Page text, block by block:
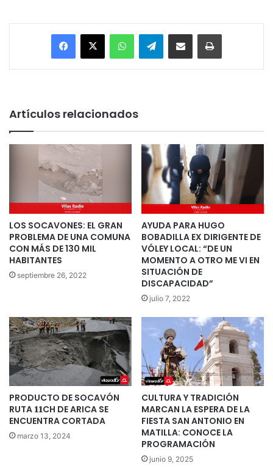
Facebook
X WhatsAppTelegramEnviar vía email Imprimir
Artículos relacionados
LOS SOCAVONES: EL GRAN
PROBLEMA DE UNA COMUNA
CON MÁS DE 130 MIL
HABITANTES
septiembre 26, 2022
AYUDA PARA HUGO
BOBADILLA EX DIRIGENTE DE
VÓLEY LOCAL: “DE UN
MOMENTO A OTRO ME VI EN
SITUACIÓN DE
DISCAPACIDAD”
julio 7, 2022
PRODUCTO DE SOCAVÓN
RUTA 𝟏𝟏CH DE ARICA SE
ENCUENTRA CORTADA
marzo 13, 2024
CULTURA Y TRADICIÓN
MARCAN LA ESPERA DE LA
FIESTA SAN ANTONIO EN
MATILLA: CONOCE LA
PROGRAMACIÓN
junio 9, 2025